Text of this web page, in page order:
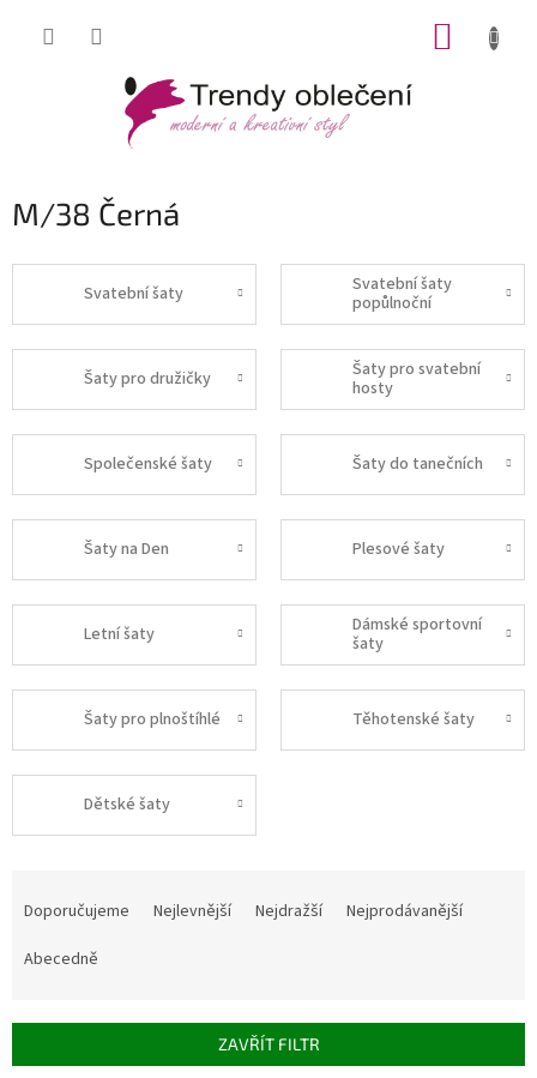
M/38 Černá
Svatební šaty
Svatební šaty
popůlnoční
Šaty pro družičky
Šaty pro svatební
hosty
Společenské šaty Šaty do tanečních
Šaty na Den Plesové šaty
Letní šaty
Dámské sportovní
šaty
Šaty pro plnoštíhlé Těhotenské šaty
Dětské šaty
r
Doporučujeme Nejlevnější Nejdražší
Nejprodávanější
Abecedně
ZAVŘÍT FILTR